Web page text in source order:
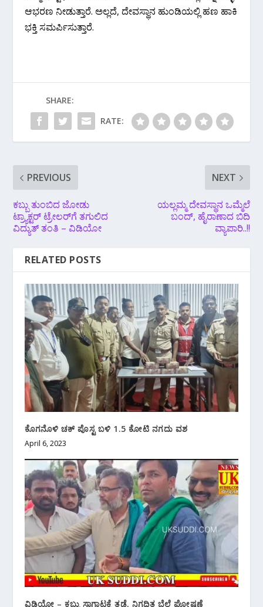
ಆಭರಣ ನೀಡುತ್ತಾರೆ. ಅಲ್ಲದೆ, ದೇವಸ್ಥಾನ ಹುಂಡಿಯಲ್ಲಿ ಹಣ ಹಾಕಿ
ಭಕ್ತಿ ಸಮರ್ಪಿಸುತ್ತಾರೆ.
SHARE:
RATE:
PREVIOUS
ಕಬ್ಬು ತುಂಬಿದ ಜೋಡು
ಟ್ರ್ಯಾಕ್ಟರ್ ಟ್ರೇಲರ್‌ಗೆ ತಗುಲಿದ
ವಿದ್ಯುತ್ ತಂತಿ – ವಿಡಿಯೋ
NEXT
ಯಲ್ಲಮ್ಮ ದೇವಸ್ಥಾನ ಒಮ್ಮೆಲೆ‌
ಬಂದ್, ಹೈರಾಣಾದ ಬಿದಿ
ವ್ಯಾಪಾರಿ..!!
RELATED POSTS
ಕೊಗನೊಳಿ ಚಕ್ ಪೊಸ್ಟ ಬಳಿ 1.5 ಕೋಟಿ ನಗದು ವಶ
April 6, 2023
ವಿಡಿಯೋ – ಕಬ್ಬು ಸಾಗಾಟಕ್ಕೆ ತಡೆ, ನಿಗಧಿತ ಬೆಲೆ ಘೋಷಣೆ